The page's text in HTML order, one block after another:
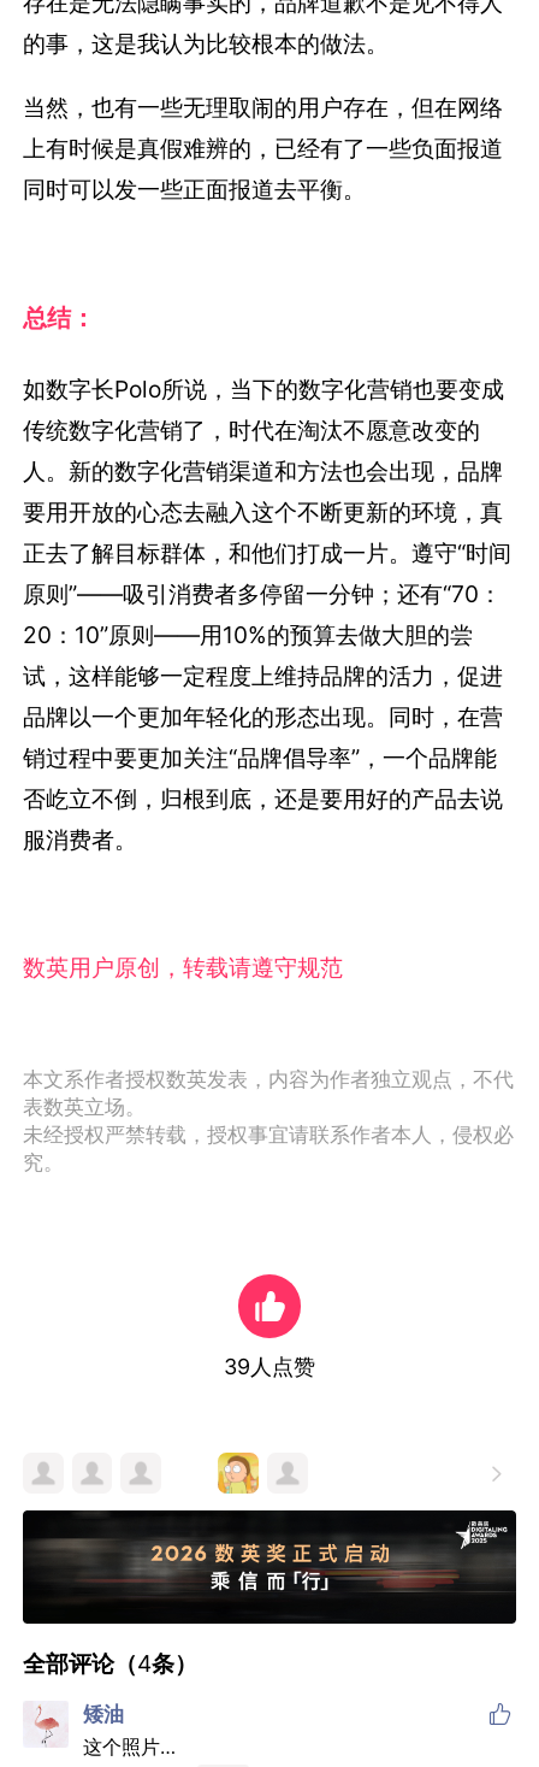
的事，这是我认为比较根本的做法。
当然，也有一些无理取闹的用户存在，但在网络
上有时候是真假难辨的，已经有了一些负面报道
同时可以发一些正面报道去平衡。
总结：
如数字长Polo所说，当下的数字化营销也要变成
传统数字化营销了，时代在淘汰不愿意改变的
人。新的数字化营销渠道和方法也会出现，品牌
要用开放的心态去融入这个不断更新的环境，真
正去了解目标群体，和他们打成一片。遵守“时间
原则”——吸引消费者多停留一分钟；还有“70：
20：10”原则——用10%的预算去做大胆的尝
试，这样能够一定程度上维持品牌的活力，促进
品牌以一个更加年轻化的形态出现。同时，在营
销过程中要更加关注“品牌倡导率”，一个品牌能
否屹立不倒，归根到底，还是要用好的产品去说
服消费者。
数英用户原创，转载请遵守规范
本文系作者授权数英发表，内容为作者独立观点，不代
表数英立场。
未经授权严禁转载，授权事宜请联系作者本人，侵权必
究。
39 人点赞

全部评论（4条）
矮油 
这个照片…